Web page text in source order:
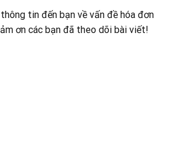
tin đến bạn về vấn đề hóa đơn
ơn các bạn đã theo dõi bài viết!